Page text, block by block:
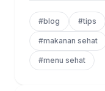
#blog #tips
#makanan sehat
#menu sehat